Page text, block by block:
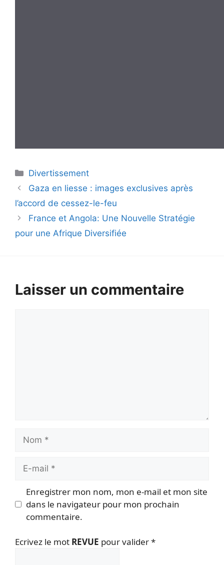
Catégories
Divertissement
Gaza en liesse : images exclusives après
l’accord de cessez-le-feu
France et Angola: Une Nouvelle Stratégie
pour une Afrique Diversifiée
Laisser un commentaire
mail
Enregistrer mon nom, mon e-mail et mon site
dans le navigateur pour mon prochain
commentaire.
Ecrivez le mot REVUE pour valider*